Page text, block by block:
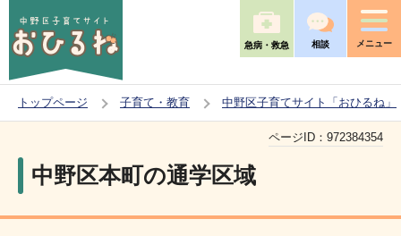
の
ー
で
急病・救急 相談 メニュー
トップページ 子育て・教育 中野区子育てサイト「おひるね」
中野区本町の通学区域
ページID： 972384354